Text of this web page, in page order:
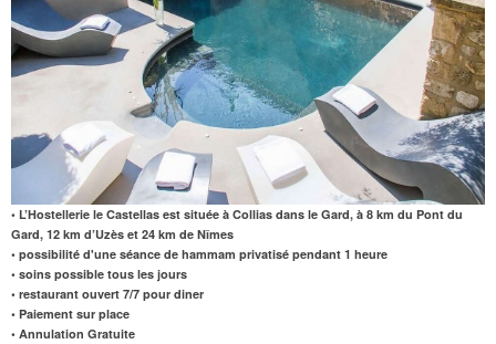
• L’Hostellerie le Castellas est située à Collias dans le Gard, à 8 km du Pont du
Gard, 12 km d’Uzès et 24 km de Nîmes
• possibilité d'une séance de hammam privatisé pendant 1 heure
• soins possible tous les jours
• restaurant ouvert 7/7 pour diner
• Paiement sur place
• Annulation Gratuite